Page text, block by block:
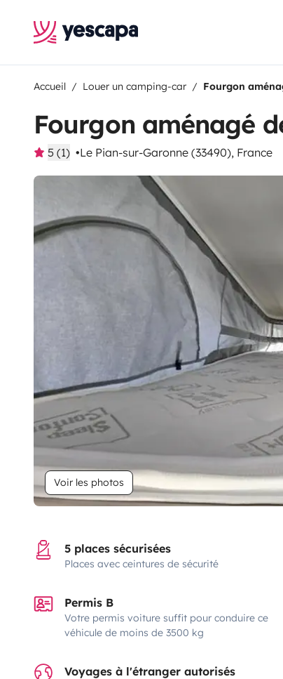
Accueil Louer un camping-car Fourgon
Fourgon aménagé
5 (1) Le Pian-sur-Garonne (33490), France
Voir les photos
5 places sécurisées
Places avec ceintures de sécurité
Permis B
Votre permis voiture suffit pour conduire ce
véhicule de moins de 3500 kg
Voyages à l'étranger autorisés